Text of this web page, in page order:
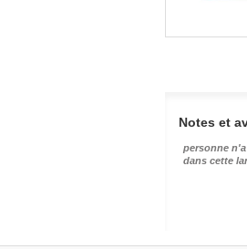
Notes et
personne
dans cette